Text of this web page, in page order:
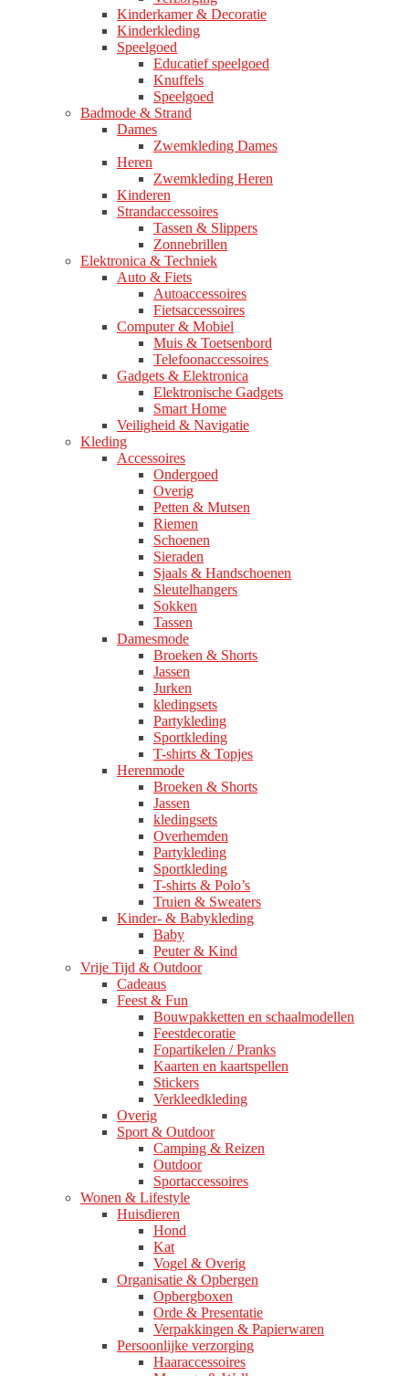
Kinderkamer & Decoratie
Kinderkleding
Speelgoed
Educatief speelgoed
Knuffels
Speelgoed
Badmode & Strand
Dames
Zwemkleding Dames
Heren
Zwemkleding Heren
Kinderen
Strandaccessoires
Tassen & Slippers
Zonnebrillen
Elektronica & Techniek
Auto & Fiets
Autoaccessoires
Fietsaccessoires
Computer & Mobiel
Muis & Toetsenbord
Telefoonaccessoires
Gadgets & Elektronica
Elektronische Gadgets
Smart Home
Veiligheid & Navigatie
Kleding
Accessoires
Ondergoed
Overig
Petten & Mutsen
Riemen
Schoenen
Sieraden
Sjaals & Handschoenen
Sleutelhangers
Sokken
Tassen
Damesmode
Broeken & Shorts
Jassen
Jurken
kledingsets
Partykleding
Sportkleding
T-shirts & Topjes
Herenmode
Broeken & Shorts
Jassen
kledingsets
Overhemden
Partykleding
Sportkleding
T-shirts & Polo’s
Truien & Sweaters
Kinder- & Babykleding
Baby
Peuter & Kind
Vrije Tijd & Outdoor
Cadeaus
Feest & Fun
Bouwpakketten en schaalmodellen
Feestdecoratie
Fopartikelen / Pranks
Kaarten en kaartspellen
Stickers
Verkleedkleding
Overig
Sport & Outdoor
Camping & Reizen
Outdoor
Sportaccessoires
Wonen & Lifestyle
Huisdieren
Hond
Kat
Vogel & Overig
Organisatie & Opbergen
Opbergboxen
Orde & Presentatie
Verpakkingen & Papierwaren
Persoonlijke verzorging
Haaraccessoires